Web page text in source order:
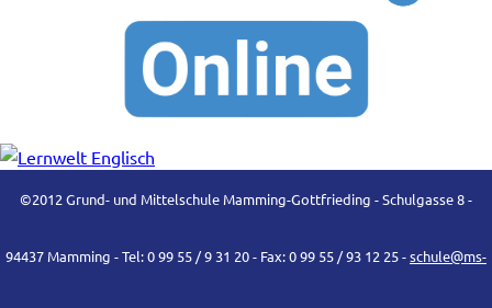
©2012 Grund- und Mittelschule Mamming-Gottfrieding - Schulgasse 8 -
94437 Mamming - Tel: 0 99 55 / 9 31 20 - Fax: 0 99 55 / 93 12 25 -schule@ms-